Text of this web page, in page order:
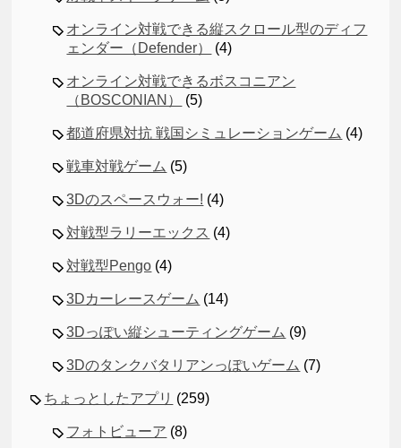
オンライン対戦できる縦スクロール型のディフ
ェンダー（Defender）
(4)
オンライン対戦できるボスコニアン
（BOSCONIAN）
(5)
都道府県対抗 戦国シミュレーションゲーム (4)
戦車対戦ゲーム (5)
3Dのスペースウォー! (4)
対戦型ラリーエックス (4)
対戦型Pengo (4)
3Dカーレースゲーム (14)
3Dっぽい縦シューティングゲーム (9)
3Dのタンクバタリアンっぽいゲーム (7)
ちょっとしたアプリ (259)
フォトビューア (8)